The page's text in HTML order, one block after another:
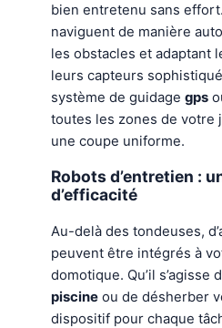
bien entretenu sans
naviguent de manière
les obstacles et adaptant
leurs capteurs
système de guidage gps
toutes les zones de votre
une coupe uniforme.
Robots d’entretien :
d’efficacité
Au-delà des tondeuses,
peuvent être intégrés à
domotique. Qu’il s’agisse
piscine ou de désherber
dispositif pour chaque